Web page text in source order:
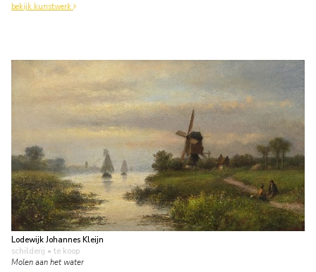
bekijk kunstwerk
Lodewijk Johannes Kleijn
schilderij • te koop
Molen aan het water